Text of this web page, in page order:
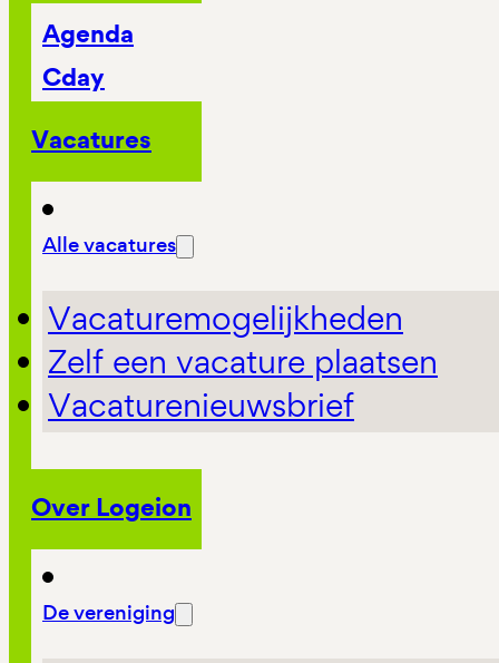
Agenda
Cday
Vacatures
Alle vacatures
Vacaturemogelijkheden
Zelf een vacature plaatsen
Vacaturenieuwsbrief
Over Logeion
De vereniging